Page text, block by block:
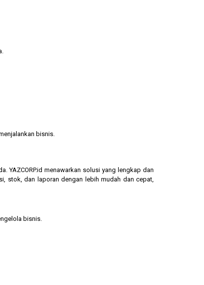
bisnis.
YAZCORP.id menawarkan solusi yang lengkap dan
stok, dan laporan dengan lebih mudah dan cepat,
bisnis.